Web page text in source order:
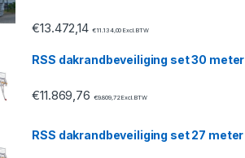
€13.472,14 €11.134,00 Excl. BTW
RSS dakrandbeveiliging set 30 meter
€11.869,76 €9.809,72Excl. BTW
RSS dakrandbeveiliging set 27 meter